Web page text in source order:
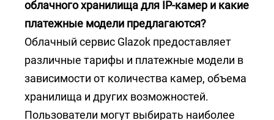
облачного хранилища для IP-камер и какие
платежные модели предлагаются?
Облачный сервис Glazok предоставляет
различные тарифы и платежные модели в
зависимости от количества камер, объема
хранилища и других возможностей.
Пользователи могут выбирать наиболее